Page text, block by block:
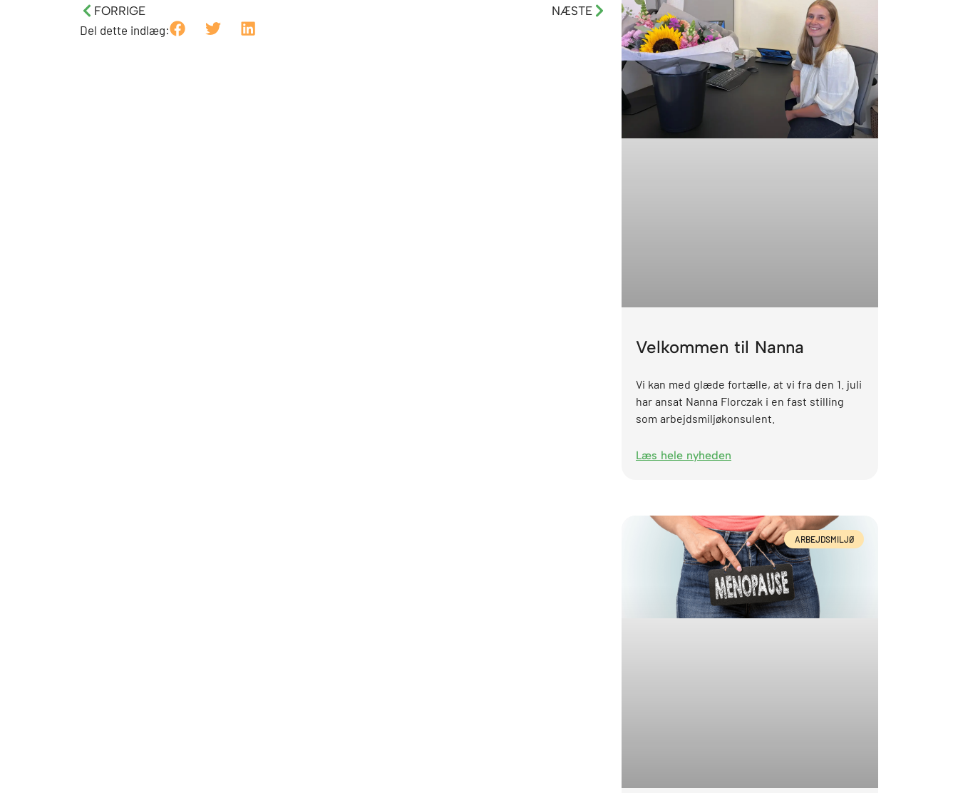
FORRIGE NÆSTE
Del dette indlæg:
Velkommen til Nanna
Vi kan med glæde fortælle, at vi fra den 1. juli
har ansat Nanna Florczak i en fast stilling
som arbejdsmiljøkonsulent.
Læs hele nyheden
ARBEJDSMILJØ